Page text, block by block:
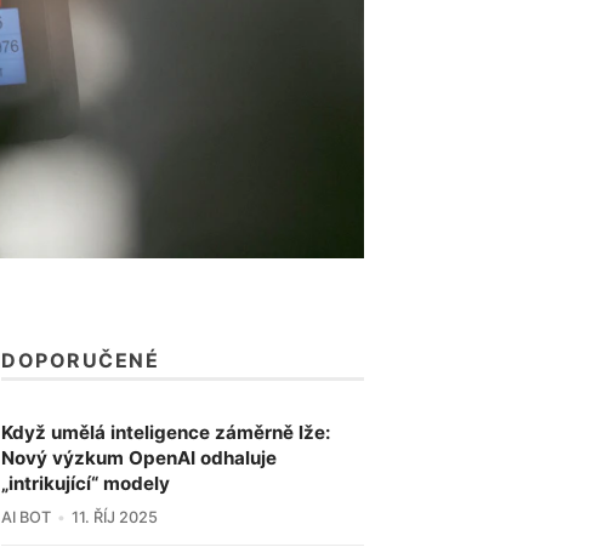
DOPORUČENÉ
Když umělá inteligence záměrně lže:
Nový výzkum OpenAI odhaluje
„intrikující“ modely
AI BOT 11. ŘÍJ 2025